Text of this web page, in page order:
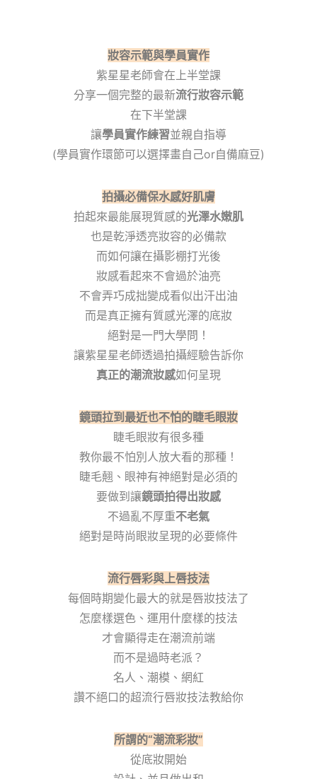
妝容示範與學員實作
紫星星老師會在上半堂課
分享一個完整的最新流行妝容示範
在下半堂課
讓學員實作練習並親自指導
(學員實作環節可以選擇畫自己or自備麻豆)
拍攝必備保水感好肌膚
拍起來最能展現質感的光澤水嫩肌
也是乾淨透亮妝容的必備款
而如何讓在攝影棚打光後
妝感看起來不會過於油亮
不會弄巧成拙變成看似出汗出油
而是真正擁有質感光澤的底妝
絕對是一門大學問！
讓紫星星老師透過拍攝經驗告訴你
真正的潮流妝感如何呈現
鏡頭拉到最近也不怕的睫毛眼妝
睫毛眼妝有很多種
教你最不怕別人放大看的那種！
睫毛翹、眼神有神絕對是必須的
要做到讓鏡頭拍得出妝感
不過亂不厚重不老氣
絕對是時尚眼妝呈現的必要條件
流行唇彩與上唇技法
每個時期變化最大的就是唇妝技法了
怎麼樣選色、運用什麼樣的技法
才會顯得走在潮流前端
而不是過時老派？
名人、潮模、網紅
讚不絕口的超流行唇妝技法教給你
所謂的“潮流彩妝”
從底妝開始